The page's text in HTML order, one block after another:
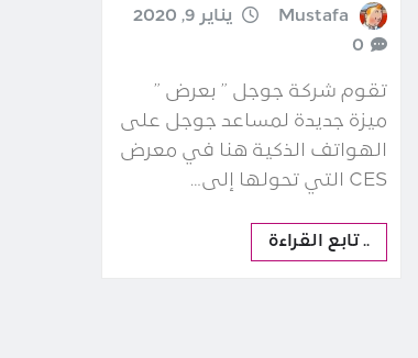
Mustafa
يناير 9, 2020
0
تقوم شركة جوجل ” بعرض ”
ميزة جديدة لمساعد جوجل على
الهواتف الذكية هنا في معرض
CES التي تحولها إلى…
.. تابع القراءة